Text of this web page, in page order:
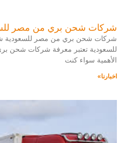
شركات شحن بري من مصر
شركات شحن بري من مصر
للسعودية تعتبر معرفة شركات شحن
الأهمية سواء كنت
اخبارنا»